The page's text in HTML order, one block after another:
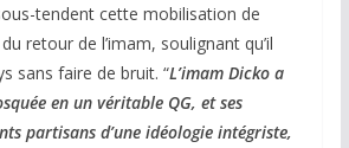
tendent cette mobilisation de
retour de l’imam, soulignant qu’il
sans faire de bruit. “L’imam Dicko a
en un véritable QG, et ses
partisans d’une idéologie intégriste,